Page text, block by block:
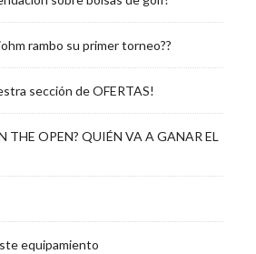
rambo su primer torneo??
sección de OFERTAS!
THE OPEN? QUIÉN VA A GANAR EL
equipamiento